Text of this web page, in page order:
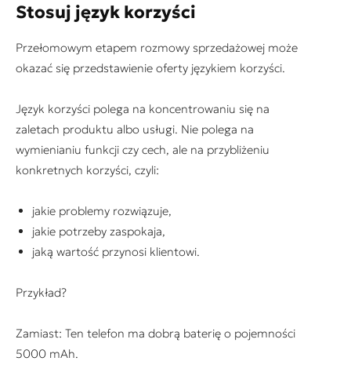
Stosuj język korzyści
Przełomowym etapem rozmowy sprzedażowej może
okazać się przedstawienie oferty językiem korzyści.
Język korzyści polega na koncentrowaniu się na
zaletach produktu albo usługi. Nie polega na
wymienianiu funkcji czy cech, ale na przybliżeniu
konkretnych korzyści, czyli:
jakie problemy rozwiązuje,
jakie potrzeby zaspokaja,
jaką wartość przynosi klientowi.
Przykład?
Zamiast: Ten telefon ma dobrą baterię o pojemności
5000 mAh.